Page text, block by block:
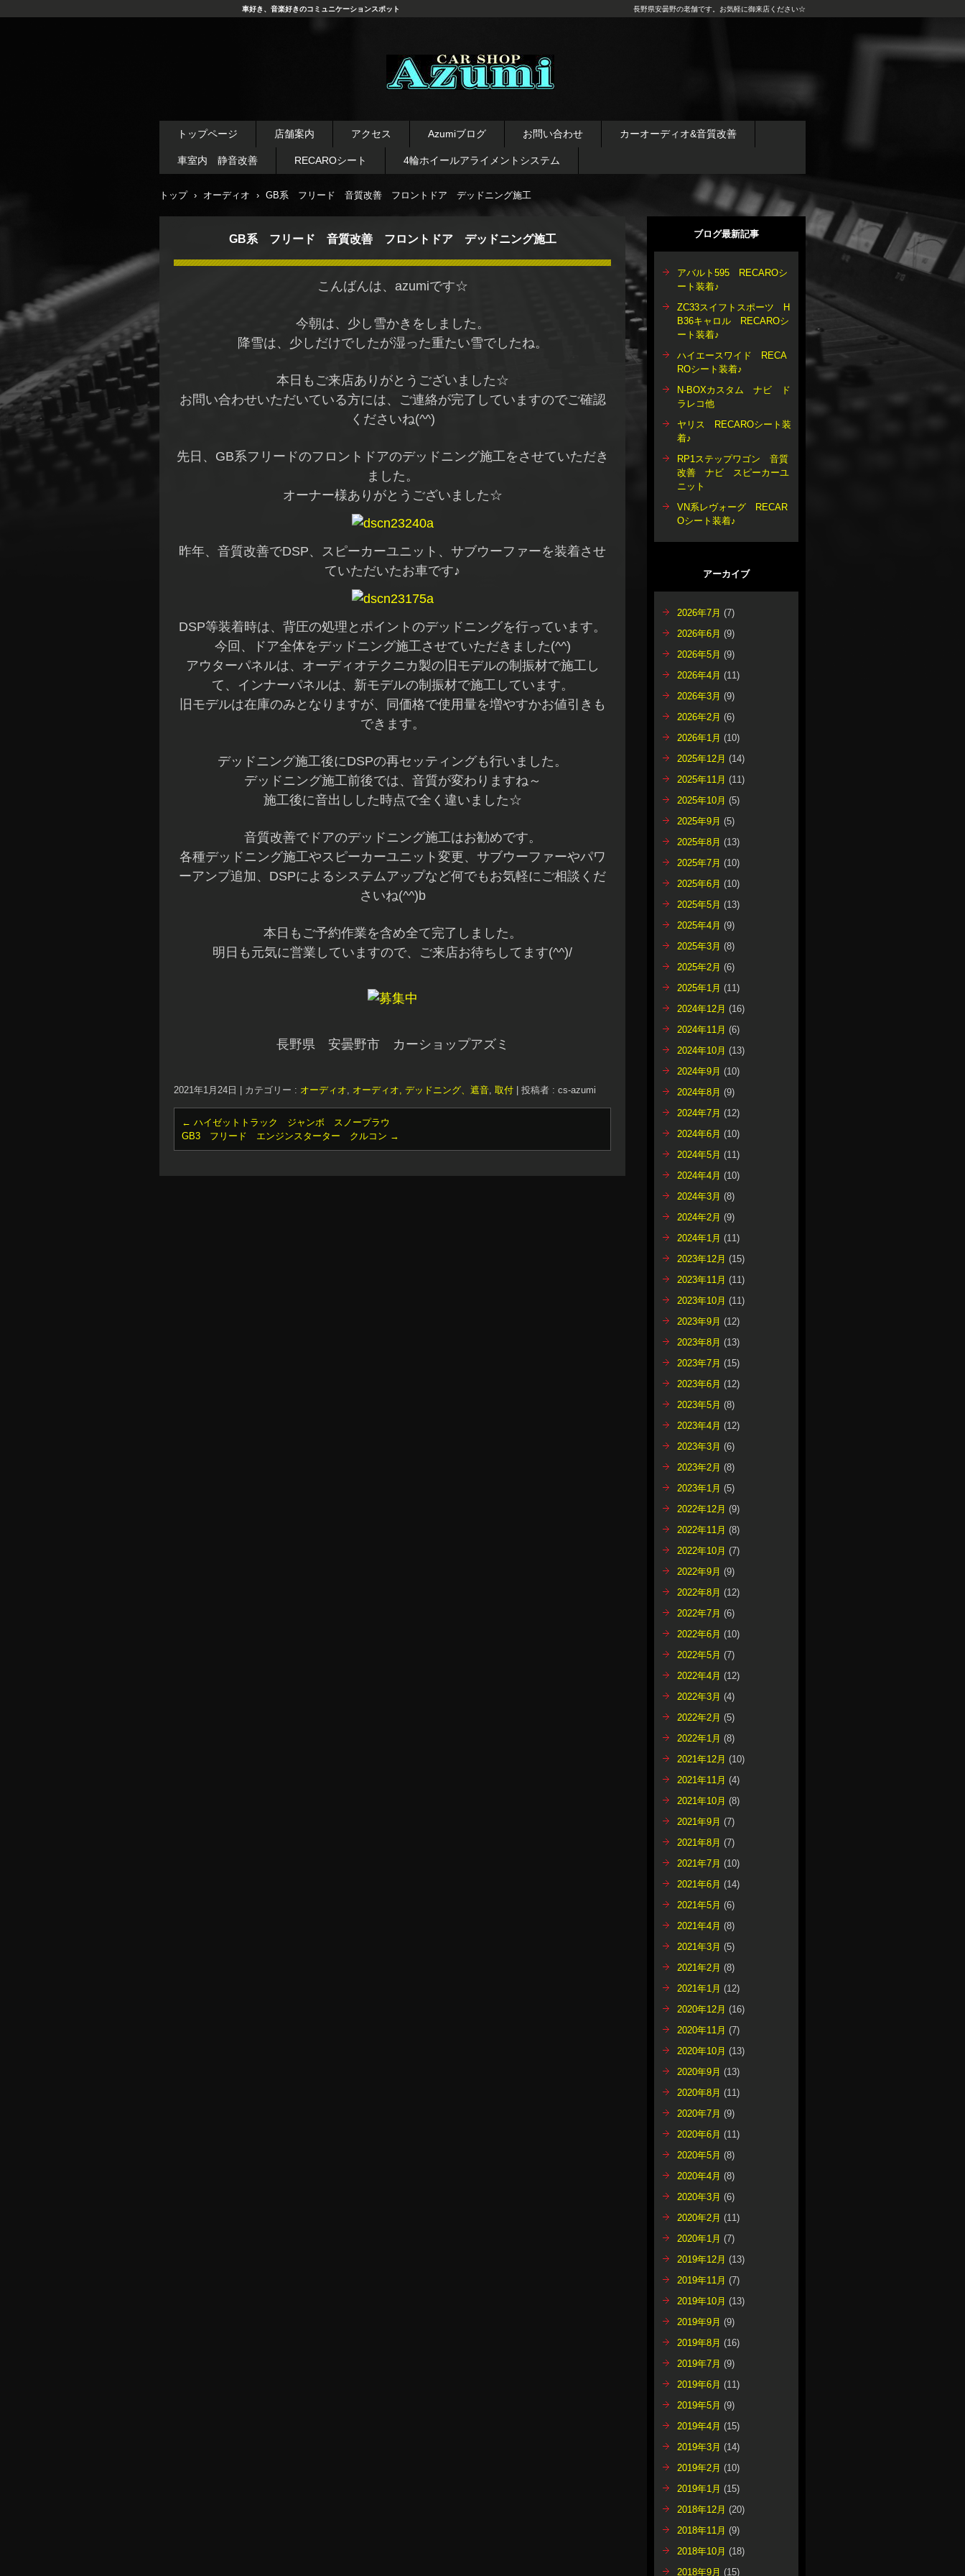
イール デッドニング カーオ
ーディオ レカロシート
車好き、音楽好きのコミュニケーションスポット 長野県安曇野の老舗です。お気軽に御来店ください☆
トップページ 店舗案内 アクセス Azumiブログ お問い合わせ カーオーディオ&音質改善
車室内 静音改善 RECAROシート 4輪ホイールアライメントシステム
トップ › オーディオ › GB系 フリード 音質改善 フロントドア デッドニング施工
GB系 フリード 音質改善 フロントドア デッドニング施工
こんばんは、azumiです☆
今朝は、少し雪かきをしました。
降雪は、少しだけでしたが湿った重たい雪でしたね。
本日もご来店ありがとうございました☆
お問い合わせいただいている方には、ご連絡が完了していますのでご確認
くださいね(^^)
先日、GB系フリードのフロントドアのデッドニング施工をさせていただき
ました。
オーナー様ありがとうございました☆
昨年、音質改善でDSP、スピーカーユニット、サブウーファーを装着させ
ていただいたお車です♪
DSP等装着時は、背圧の処理とポイントのデッドニングを行っています。
今回、ドア全体をデッドニング施工させていただきました(^^)
アウターパネルは、オーディオテクニカ製の旧モデルの制振材で施工し
て、インナーパネルは、新モデルの制振材で施工しています。
旧モデルは在庫のみとなりますが、同価格で使用量を増やすかお値引きも
できます。
デッドニング施工後にDSPの再セッティングも行いました。
デッドニング施工前後では、音質が変わりますね～
施工後に音出しした時点で全く違いました☆
音質改善でドアのデッドニング施工はお勧めです。
各種デッドニング施工やスピーカーユニット変更、サブウーファーやパワ
ーアンプ追加、DSPによるシステムアップなど何でもお気軽にご相談くだ
さいね(^^)b
本日もご予約作業を含め全て完了しました。
明日も元気に営業していますので、ご来店お待ちしてます(^^)/
長野県 安曇野市 カーショップアズミ
2021年1月24日 カテゴリー : オーディオ, オーディオ, デッドニング、遮音, 取付 投稿者 : cs-azumi
← ハイゼットトラック ジャンボ スノープラウ
GB3 フリード エンジンスターター クルコン →
ブログ最新記事
アバルト595 RECAROシ
ート装着♪
ZC33スイフトスポーツ H
B36キャロル RECAROシ
ート装着♪
ハイエースワイド RECA
ROシート装着♪
N-BOXカスタム ナビ ド
ラレコ他
ヤリス RECAROシート装
着♪
RP1ステップワゴン 音質
改善 ナビ スピーカーユ
ニット
VN系レヴォーグ RECAR
Oシート装着♪
アーカイブ
2026年7月 (7)
2026年6月 (9)
2026年5月 (9)
2026年4月 (11)
2026年3月 (9)
2026年2月 (6)
2026年1月 (10)
2025年12月 (14)
2025年11月 (11)
2025年10月 (5)
2025年9月 (5)
2025年8月 (13)
2025年7月 (10)
2025年6月 (10)
2025年5月 (13)
2025年4月 (9)
2025年3月 (8)
2025年2月 (6)
2025年1月 (11)
2024年12月 (16)
2024年11月 (6)
2024年10月 (13)
2024年9月 (10)
2024年8月 (9)
2024年7月 (12)
2024年6月 (10)
2024年5月 (11)
2024年4月 (10)
2024年3月 (8)
2024年2月 (9)
2024年1月 (11)
2023年12月 (15)
2023年11月 (11)
2023年10月 (11)
2023年9月 (12)
2023年8月 (13)
2023年7月 (15)
2023年6月 (12)
2023年5月 (8)
2023年4月 (12)
2023年3月 (6)
2023年2月 (8)
2023年1月 (5)
2022年12月 (9)
2022年11月 (8)
2022年10月 (7)
2022年9月 (9)
2022年8月 (12)
2022年7月 (6)
2022年6月 (10)
2022年5月 (7)
2022年4月 (12)
2022年3月 (4)
2022年2月 (5)
2022年1月 (8)
2021年12月 (10)
2021年11月 (4)
2021年10月 (8)
2021年9月 (7)
2021年8月 (7)
2021年7月 (10)
2021年6月 (14)
2021年5月 (6)
2021年4月 (8)
2021年3月 (5)
2021年2月 (8)
2021年1月 (12)
2020年12月 (16)
2020年11月 (7)
2020年10月 (13)
2020年9月 (13)
2020年8月 (11)
2020年7月 (9)
2020年6月 (11)
2020年5月 (8)
2020年4月 (8)
2020年3月 (6)
2020年2月 (11)
2020年1月 (7)
2019年12月 (13)
2019年11月 (7)
2019年10月 (13)
2019年9月 (9)
2019年8月 (16)
2019年7月 (9)
2019年6月 (11)
2019年5月 (9)
2019年4月 (15)
2019年3月 (14)
2019年2月 (10)
2019年1月 (15)
2018年12月 (20)
2018年11月 (9)
2018年10月 (18)
2018年9月 (15)